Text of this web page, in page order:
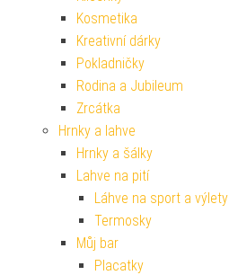
Kosmetika
Kreativní dárky
Pokladničky
Rodina a Jubileum
Zrcátka
Hrnky a lahve
Hrnky a šálky
Lahve na pití
Láhve na sport a výlety
Termosky
Můj bar
Placatky